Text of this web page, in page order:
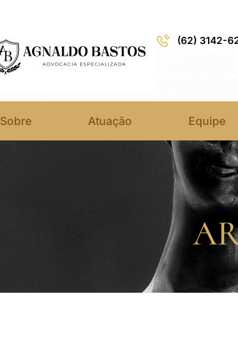
(62) 3142-
Sobre Atuação Equipe